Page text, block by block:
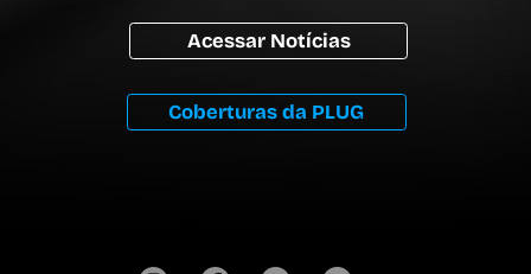
Acessar Notícias
Coberturas da PLUG